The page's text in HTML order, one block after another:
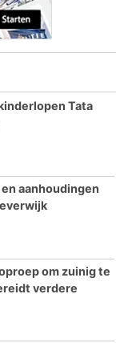
Tata
aanhoudingen
om zuinig te
verdere